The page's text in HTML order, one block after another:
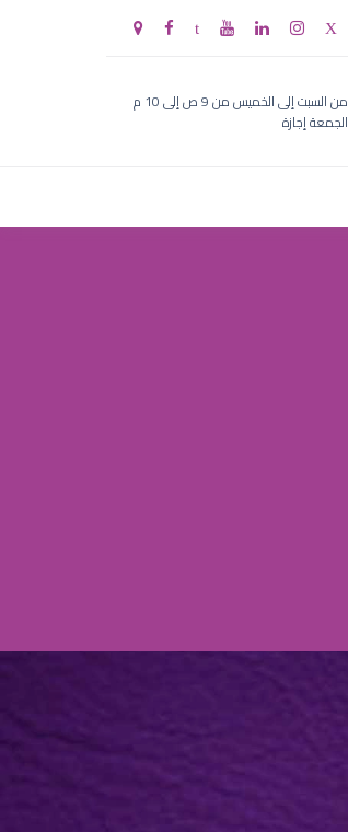
من السبت إلى الخميس من 9 ص إلى 10 م
الجمعة إجازة